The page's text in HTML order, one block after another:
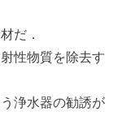
だ．
性物質を除去す
浄水器の勧誘が